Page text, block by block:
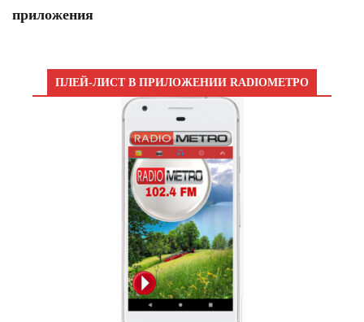
приложения
ПЛЕЙ-ЛИСТ В ПРИЛОЖЕНИИ RADIOМЕТРО